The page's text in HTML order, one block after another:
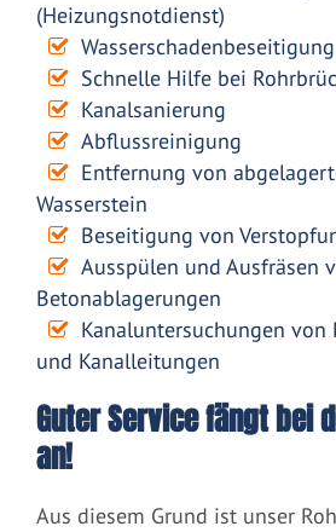
(Heizungsnotdienst)
Wasserschadenbeseitigung
Schnelle Hilfe bei
Kanalsanierung
Abflussreinigung
Entfernung von
Wasserstein
Beseitigung von
Ausspülen und Ausfräsen
Betonablagerungen
Kanaluntersuchungen von
und Kanalleitungen
Guter Service fängt bei
an!
Aus diesem Grund ist unser